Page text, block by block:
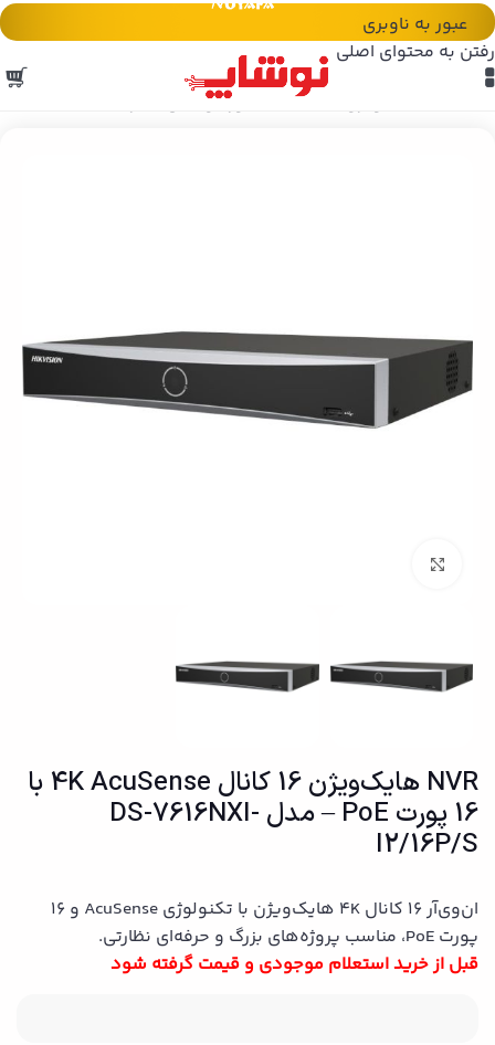
عبور به ناوبری
رفتن به محتوای اصلی
دوربین های مداربسته
NVR هایک‌ویژن 16 کانال 4K AcuSense با
16 پورت PoE – مدل DS-7616NXI-
I2/16P/S
ان‌وی‌آر 16 کانال 4K هایک‌ویژن با تکنولوژی AcuSense و 16
پورت PoE، مناسب پروژه‌های بزرگ و حرفه‌ای نظارتی.
قبل از خرید استعلام موجودی و قیمت گرفته شود